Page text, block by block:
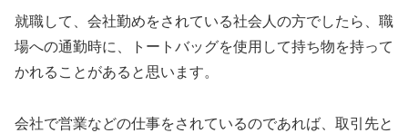
就職して、会社勤めをされている社会人の方でしたら、職
場への通勤時に、トートバッグを使用して持ち物を持って
かれることがあると思います。
会社で営業などの仕事をされているのであれば、取引先と